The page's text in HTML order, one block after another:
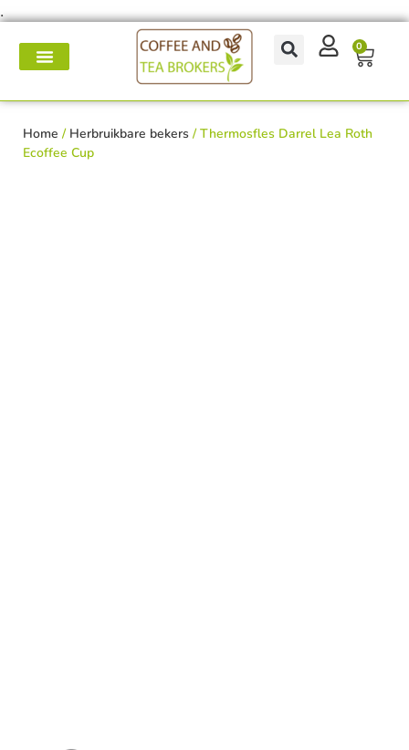
.
0
Home / Herbruikbare bekers / Thermosfles Darrel Lea Roth
Ecoffee Cup